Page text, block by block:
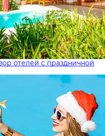
отелей с праздничной